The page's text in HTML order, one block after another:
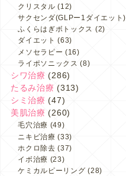
クリスタル (12)
サクセンダ(GLPー1ダイエット)
ふくらはぎボトックス (2)
ダイエット (63)
メソセラピー (16)
ライポソニックス (8)
シワ治療 (286)
たるみ治療 (313)
シミ治療 (47)
美肌治療 (260)
毛穴治療 (49)
ニキビ治療 (33)
ホクロ除去 (37)
イボ治療 (23)
ケミカルピーリング (28)